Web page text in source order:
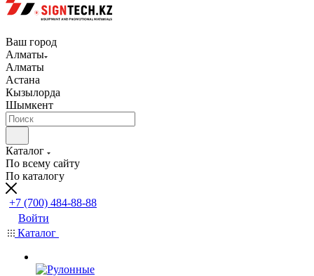
Ваш город
Алматы
Алматы
Астана
Кызылорда
Шымкент
Каталог
По всему сайту
По каталогу
+7 (700) 484-88-88
Войти
Каталог